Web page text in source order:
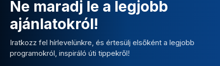
Ne maradj le a legjobb
ajánlatokról!
Iratkozz fel hírlevelünkre, és értesülj elsőként a legjobb
programokról, inspiráló úti tippekről!